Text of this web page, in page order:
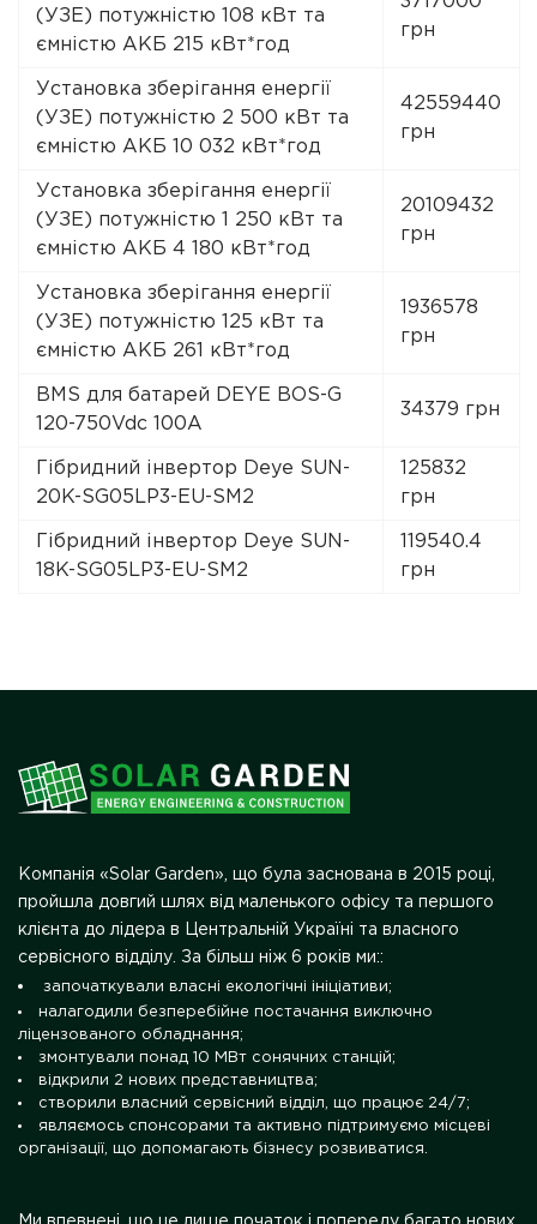
(УЗЕ) потужністю 108 кВт та
ємністю АКБ 215 кВт*год
грн
Установка зберігання енергії
(УЗЕ) потужністю 2 500 кВт та
ємністю АКБ 10 032 кВт*год
42559440
грн
Установка зберігання енергії
(УЗЕ) потужністю 1 250 кВт та
ємністю АКБ 4 180 кВт*год
20109432
грн
Установка зберігання енергії
(УЗЕ) потужністю 125 кВт та
ємністю АКБ 261 кВт*год
1936578
грн
BMS для батарей DEYE BOS-G
120-750Vdc 100A
34379 грн
Гібридний інвертор Deye SUN-
20K-SG05LP3-EU-SM2
125832
грн
Гібридний інвертор Deye SUN-
18K-SG05LP3-EU-SM2
119540.4
грн
Компанія «Solar Garden», що була заснована в 2015 році,
пройшла довгий шлях від маленького офісу та першого
клієнта до лідера в Центральній Україні та власного
сервісного відділу. За більш ніж 6 років ми::
започаткували власні екологічні ініціативи;
налагодили безперебійне постачання виключно
ліцензованого обладнання;
змонтували понад 10 МВт сонячних станцій;
відкрили 2 нових представництва;
створили власний сервісний відділ, що працює 24/7;
являємось спонсорами та активно підтримуємо місцеві
організації, що допомагають бізнесу розвиватися.